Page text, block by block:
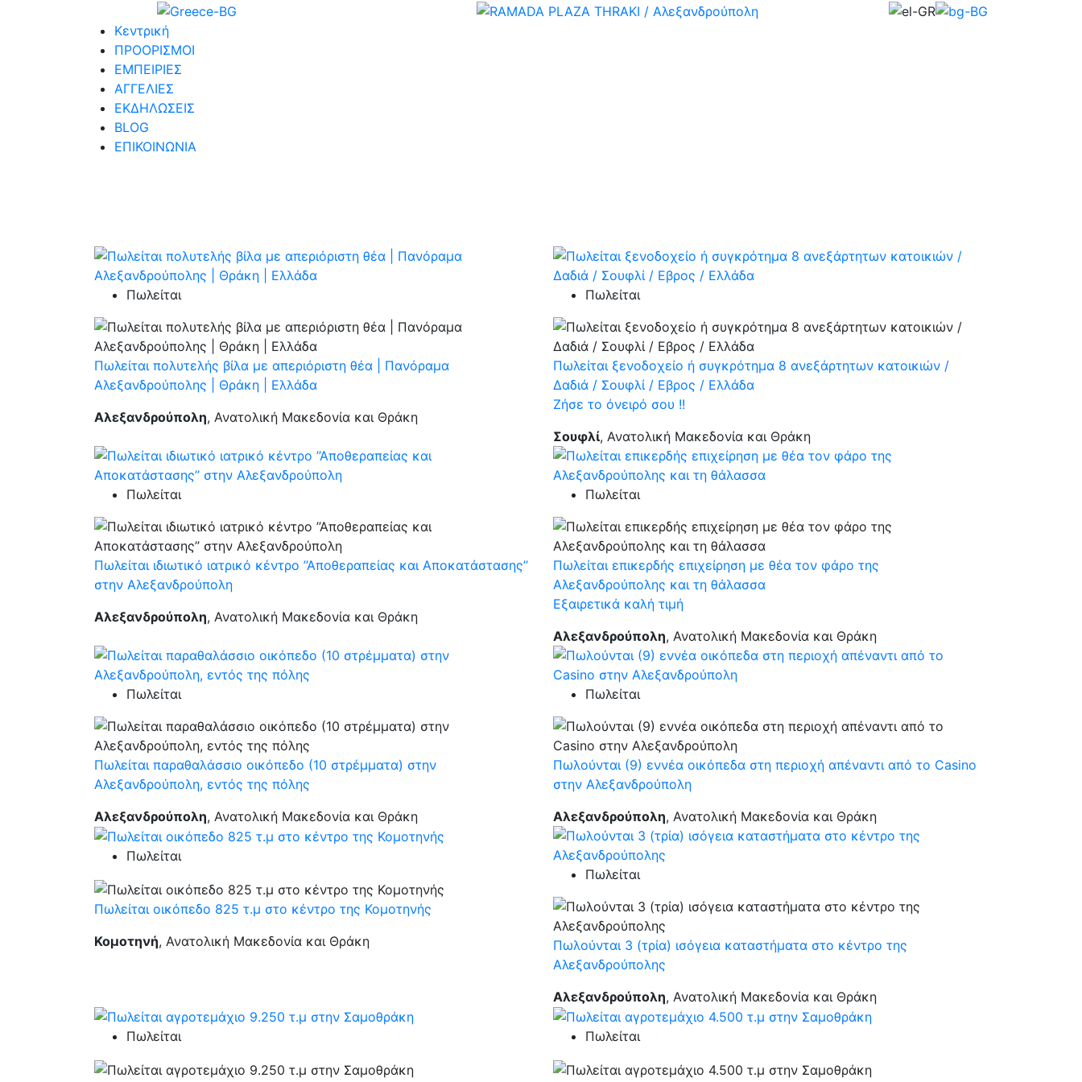
Κεντρική
ΠΡΟΟΡΙΣΜΟΙ
ΕΜΠΕΙΡΙΕΣ
ΑΓΓΕΛΙΕΣ
ΕΚΔΗΛΩΣΕΙΣ
BLOG
ΕΠΙΚΟΙΝΩΝΙΑ
Πωλείται
Πωλείται πολυτελής βίλα με απεριόριστη θέα | Πανόραμα
Αλεξανδρούπολης | Θράκη | Ελλάδα
Αλεξανδρούπολη, Ανατολική Μακεδονία και Θράκη
Πωλείται
Πωλείται ξενοδοχείο ή συγκρότημα 8 ανεξάρτητων κατοικιών /
Δαδιά / Σουφλί / Εβρος / Ελλάδα
Ζήσε το όνειρό σου !!
Σουφλί, Ανατολική Μακεδονία και Θράκη
Πωλείται
Πωλείται ιδιωτικό ιατρικό κέντρο ’’Αποθεραπείας και Αποκατάστασης’’
στην Αλεξανδρούπολη
Αλεξανδρούπολη, Ανατολική Μακεδονία και Θράκη
Πωλείται
Πωλείται επικερδής επιχείρηση με θέα τον φάρο της
Αλεξανδρούπολης και τη θάλασσα
Εξαιρετικά καλή τιμή
Αλεξανδρούπολη, Ανατολική Μακεδονία και Θράκη
Πωλείται
Πωλείται παραθαλάσσιο οικόπεδο (10 στρέμματα) στην
Αλεξανδρούπολη, εντός της πόλης
Αλεξανδρούπολη, Ανατολική Μακεδονία και Θράκη
Πωλείται
Πωλούνται (9) εννέα οικόπεδα στη περιοχή απέναντι από το Casino
στην Αλεξανδρούπολη
Αλεξανδρούπολη, Ανατολική Μακεδονία και Θράκη
Πωλείται
Πωλείται οικόπεδο 825 τ.μ στο κέντρο της Κομοτηνής
Κομοτηνή, Ανατολική Μακεδονία και Θράκη
Πωλείται
Πωλούνται 3 (τρία) ισόγεια καταστήματα στο κέντρο της
Αλεξανδρούπολης
Αλεξανδρούπολη, Ανατολική Μακεδονία και Θράκη
Πωλείται Πωλείται